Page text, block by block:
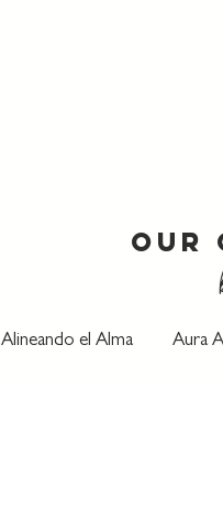
Our
Alineando el Alma Aura